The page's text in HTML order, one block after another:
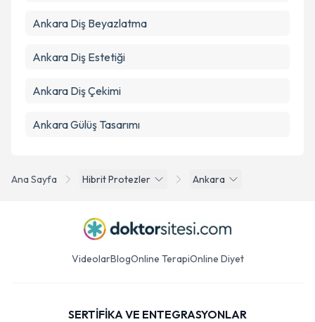
Ana Sayfa Hibrit Protezler Ankara
Ankara Diş Beyazlatma
Ankara Diş Estetiği
Ankara Diş Çekimi
Ankara Gülüş Tasarımı
VideolarBlogOnline TerapiOnline Diyet
SERTİFİKA VE ENTEGRASYONLAR